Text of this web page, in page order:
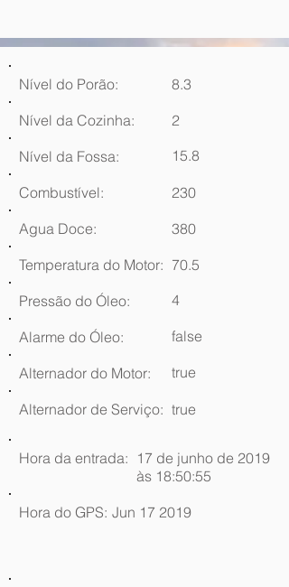
Nível do Porão:
8.3
Nível da Cozinha:
2
Nível da Fossa:
15.8
Combustível:
230
Agua Doce:
380
Temperatura do Motor: 70.5
Pressão do Óleo:
4
Alarme do Óleo: false
Alternador do Motor: true
Alternador de Serviço: true
Hora da entrada: 17 de junho de 2019
às 18:50:55
Hora do GPS: Jun 17 2019